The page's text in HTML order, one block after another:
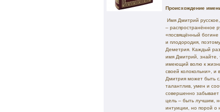
Происхождение
Имя Дмитрий
– распространённое
«посвящённый
и плодородия,
Деметрия. Каждый
имя Дмитрий, знайте,
имеющий волю к
своей колокольни», и
Дмитрия может быть
талантлив, умен и
совершенно забывает
цель – быть лучшим,
интуиции, но порой о